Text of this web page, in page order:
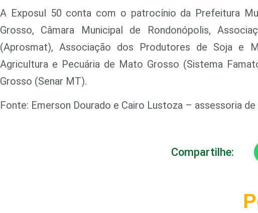
A Exposul 50 conta com o patrocínio da Prefeitura
Grosso, Câmara Municipal de Rondonópolis,
(Aprosmat), Associação dos Produtores de Soja e
Agricultura e Pecuária de Mato Grosso (Sistema
Grosso (Senar MT).
Fonte: Emerson Dourado e Cairo Lustoza – assessoria
Compartilhe: